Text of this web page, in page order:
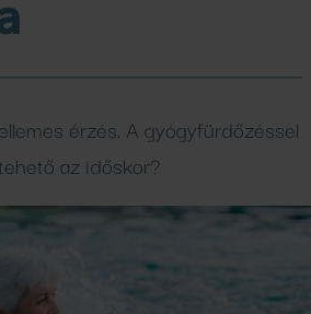
érzés. A gyógyfürdőzéssel
az időskor?